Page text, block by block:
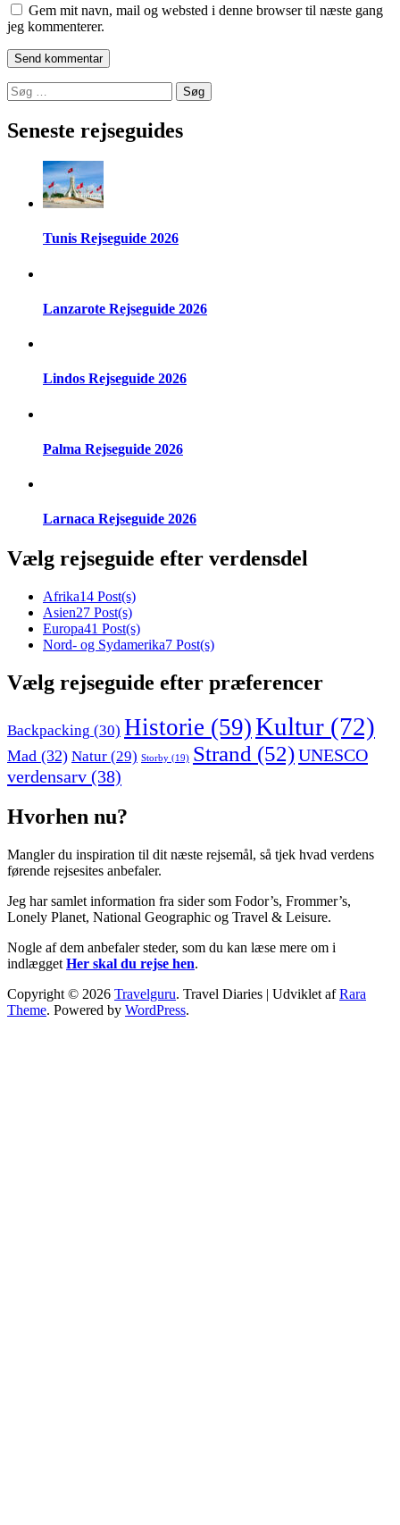
Gem mit navn, mail og websted i denne browser til næste gang
jeg kommenterer.
Søg
efter:
Seneste rejseguides
Tunis Rejseguide 2026
Lanzarote Rejseguide 2026
Lindos Rejseguide 2026
Palma Rejseguide 2026
Larnaca Rejseguide 2026
Vælg rejseguide efter verdensdel
Afrika14 Post(s)
Asien27 Post(s)
Europa41 Post(s)
Nord- og Sydamerika7 Post(s)
Vælg rejseguide efter præferencer
Backpacking (30) Historie (59)Kultur (72)
Mad (32) Natur (29) Storby (19) Strand (52)UNESCO
verdensarv (38)
Hvorhen nu?
Mangler du inspiration til dit næste rejsemål, så tjek hvad verdens
førende rejsesites anbefaler.
Jeg har samlet information fra sider som Fodor’s, Frommer’s,
Lonely Planet, National Geographic og Travel & Leisure.
Nogle af dem anbefaler steder, som du kan læse mere om i
indlægget Her skal du rejse hen.
Copyright © 2026 Travelguru. Travel Diaries | Udviklet afRara
Theme. Powered by WordPress.